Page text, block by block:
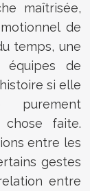
maîtrisée,
de
temps, une
équipes de
si elle
chose faite.
entre les
gestes
entre